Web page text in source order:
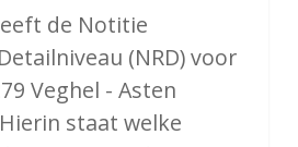
de Notitie
(NRD) voor
Veghel - Asten
staat welke